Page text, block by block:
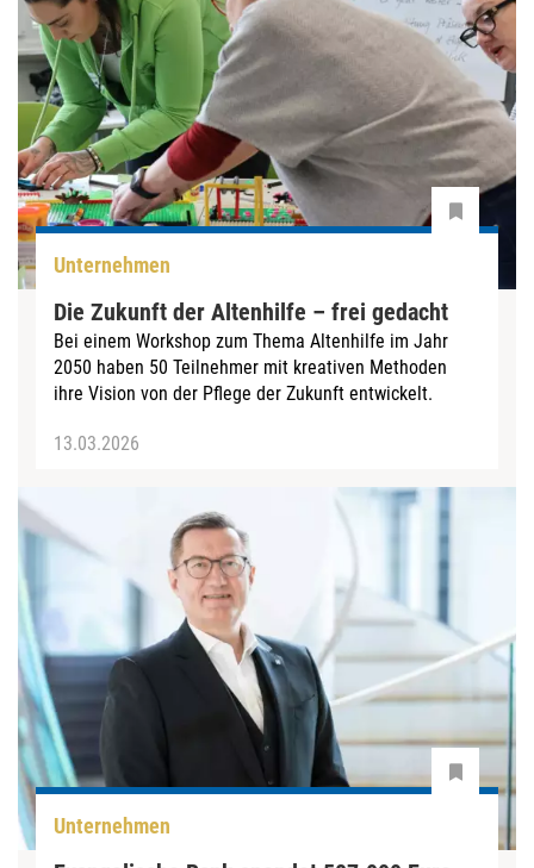
Unternehmen
Die Zukunft der Altenhilfe – frei gedacht
Bei einem Workshop zum Thema Altenhilfe im Jahr
2050 haben 50 Teilnehmer mit kreativen Methoden
ihre Vision von der Pflege der Zukunft entwickelt.
13.03.2026
Unternehmen